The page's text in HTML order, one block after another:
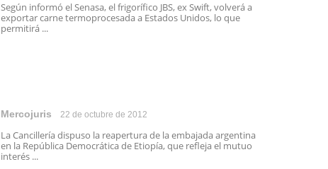
Según informó el Senasa, el frigorífico JBS, ex Swift, volverá a
exportar carne termoprocesada a Estados Unidos, lo que
permitirá ...
Mercojuris 22 de octubre de 2012
La Cancillería dispuso la reapertura de la embajada argentina
en la República Democrática de Etiopía, que refleja el mutuo
interés ...